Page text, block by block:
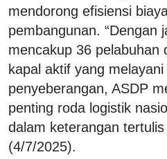
mendorong efisiensi
pembangunan. “Dengan
mencakup 36 pelabuhan
kapal aktif yang
penyeberangan, ASDP
penting roda logistik
dalam keterangan
(4/7/2025).